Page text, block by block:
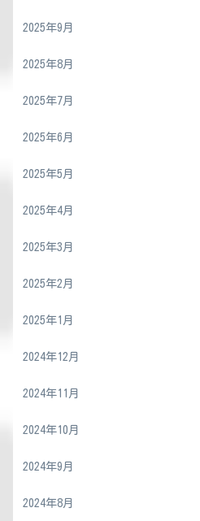
2025年9月
2025年8月
2025年7月
2025年6月
2025年5月
2025年4月
2025年3月
2025年2月
2025年1月
2024年12月
2024年11月
2024年10月
2024年9月
2024年8月